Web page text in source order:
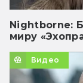
Nightborne:
миру
Видео